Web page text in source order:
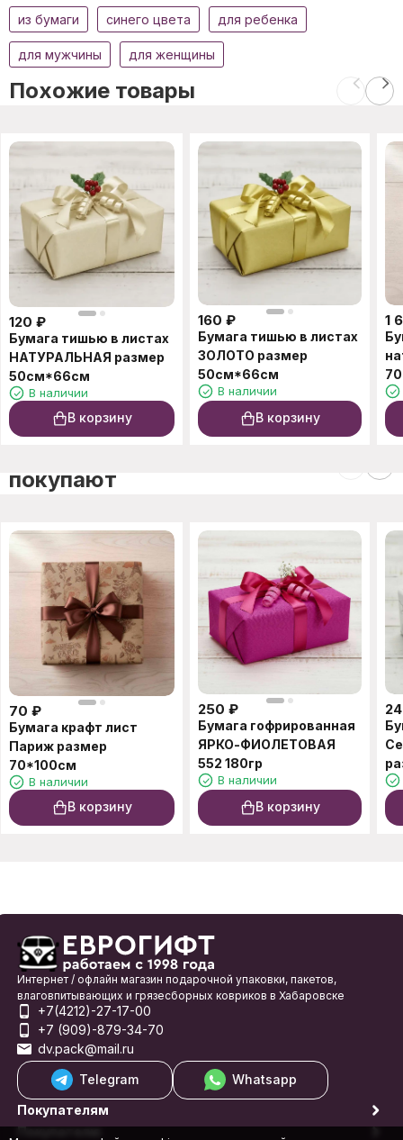
из бумаги синего цвета для ребенка
для мужчины для женщины
Похожие товары
120 ₽
Бумага тишью в листах
НАТУРАЛЬНАЯ размер
50см*66см
В наличии
В корзину
160 ₽
Бумага тишью в листах
ЗОЛОТО размер
50см*66см
В наличии
В корзину
1
покупают
70 ₽
Бумага крафт лист
Париж размер
70*100см
В наличии
В корзину
250 ₽
Бумага гофрированная
ЯРКО-ФИОЛЕТОВАЯ
552 180гр
В наличии
В корзину
Интернет / офлайн магазин подарочной упаковки, пакетов,
влаговпитывающих и грязесборных ковриков в Хабаровске
+7(4212)-27-17-00
+7 (909)-879-34-70
dv.pack@mail.ru
Telegram
Whatsapp
Покупателям
Покупателю